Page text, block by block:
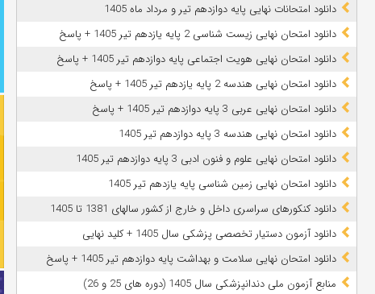
دانلود امتحانات نهایی پایه دوازدهم تیر و مرداد ماه 1405
دانلود امتحان نهایی زیست شناسی 2 پایه یازدهم تیر 1405 + پاسخ
دانلود امتحان نهایی هویت اجتماعی پایه دوازدهم تیر 1405 + پاسخ
دانلود امتحان نهایی هندسه 2 پایه یازدهم تیر 1405 + پاسخ
دانلود امتحان نهایی عربی 3 پایه دوازدهم تیر 1405 + پاسخ
دانلود امتحان نهایی هندسه 3 پایه دوازدهم تیر 1405
دانلود امتحان نهایی علوم و فنون ادبی 3 پایه دوازدهم تیر 1405
دانلود امتحان نهایی زمین شناسی پایه یازدهم تیر 1405
دانلود کنکورهای سراسری داخل و خارج از کشور سالهای 1381 تا 1405
دانلود آزمون دستیار تخصصی پزشکی سال 1405 + کلید نهایی
دانلود امتحان نهایی سلامت و بهداشت پایه دوازدهم تیر 1405 + پاسخ
ﻣﻨﺎﺑﻊ آزﻣﻮن ﻣﻠﯽ دندانپزشکی سال 1405 (دوره های 25 و 26)